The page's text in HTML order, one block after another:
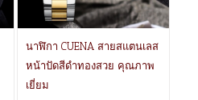
นาฬิกา CUENA สายสแตนเลส
หน้าปัดสีดำทองสวย คุณภาพ
เยี่ยม